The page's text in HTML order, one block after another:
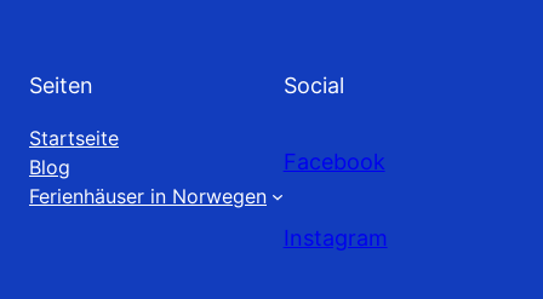
Seiten
Startseite
Blog
Ferienhäuser in Norwegen
Social
Facebook
Instagram